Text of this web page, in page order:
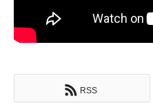
RSS